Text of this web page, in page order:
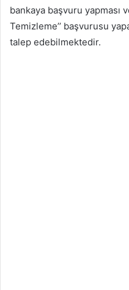
bankaya başvuru yapması
Temizleme’’ başvurusu
talep edebilmektedir.